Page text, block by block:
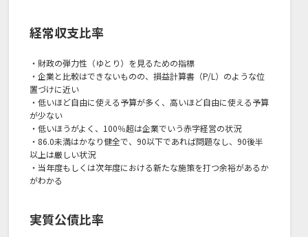
経常収支比率
・財政の弾力性（ゆとり）を見るための指標
・企業と比較はできないものの、損益計算書（P/L）のような位
置づけに近い
・低いほど自由に使える予算が多く、高いほど自由に使える予算
が少ない
・低いほうがよく、100％超は企業でいう赤字経営の状況
・86.0未満はかなり健全で、90以下であれば問題なし、90後半
以上は厳しい状況
・当年度もしくは次年度における新たな施策を打つ余裕があるか
がわかる
実質公債比率